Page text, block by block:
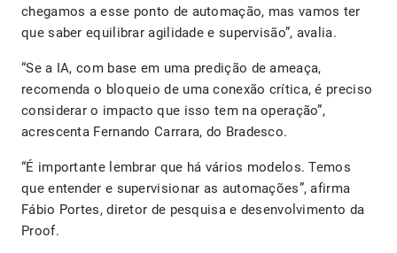
chegamos a esse ponto de automação, mas vamos ter
que saber equilibrar agilidade e supervisão”, avalia.
“Se a IA, com base em uma predição de ameaça,
recomenda o bloqueio de uma conexão crítica, é preciso
considerar o impacto que isso tem na operação”,
acrescenta Fernando Carrara, do Bradesco.
“É importante lembrar que há vários modelos. Temos
que entender e supervisionar as automações”, afirma
Fábio Portes, diretor de pesquisa e desenvolvimento da
Proof.